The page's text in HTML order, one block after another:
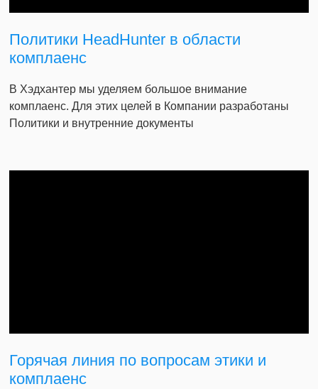
Политики HeadHunter в области
комплаенс
В Хэдхантер мы уделяем большое внимание
комплаенс. Для этих целей в Компании разработаны
Политики и внутренние документы
Горячая линия по вопросам этики и
комплаенс